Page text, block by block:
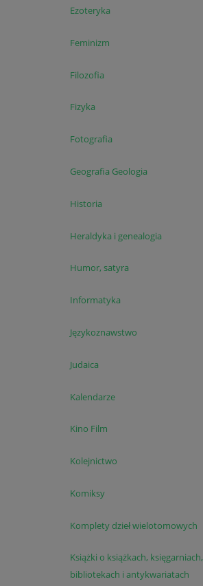
Ezoteryka
Feminizm
Filozofia
Fizyka
Fotografia
Geografia Geologia
Historia
Heraldyka i genealogia
Humor, satyra
Informatyka
Językoznawstwo
Judaica
Kalendarze
Kino Film
Kolejnictwo
Komiksy
Komplety dzieł wielotomowych
Książki o książkach, księgarniach,
bibliotekach i antykwariatach